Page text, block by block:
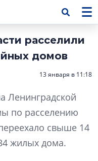
расселили
домов
13 января в 11:18
Ленинградской
по расселению
свыше 14
жилых дома.